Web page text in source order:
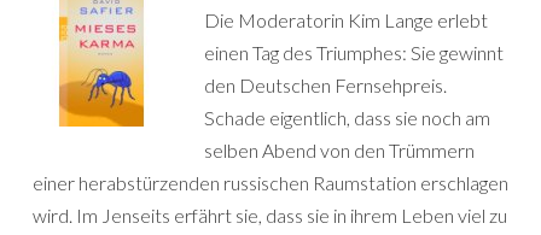
Die Moderatorin Kim Lange erlebt
einen Tag des Triumphes: Sie gewinnt
den Deutschen Fernsehpreis.
Schade eigentlich, dass sie noch am
selben Abend von den Trümmern
einer herabstürzenden russischen Raumstation erschlagen
wird. Im Jenseits erfährt sie, dass sie in ihrem Leben viel zu